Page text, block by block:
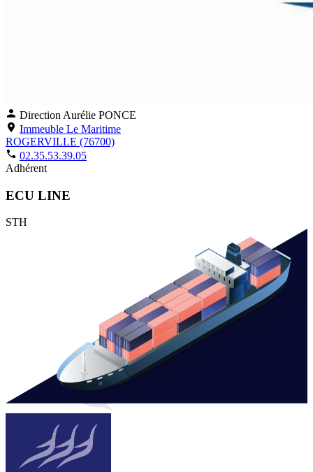
Direction Aurélie PONCE
Immeuble Le Maritime
ROGERVILLE (76700)
02.35.53.39.05
Adhérent
ECU LINE
STH